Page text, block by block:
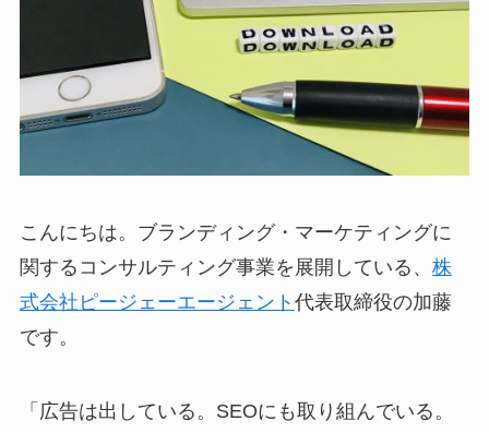
こんにちは。ブランディング・マーケティングに
関するコンサルティング事業を展開している、 株
式会社ピージェーエージェント 代表取締役の加藤
です。
「広告は出している。SEOにも取り組んでいる。